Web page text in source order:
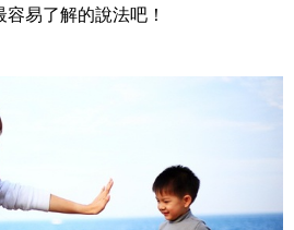
易了解的說法吧！